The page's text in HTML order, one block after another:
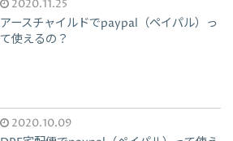
2020.11.25
アースチャイルドでpaypal（ペイパル）っ
て使えるの？
2020.10.09